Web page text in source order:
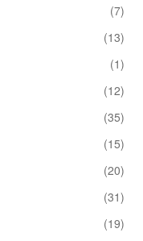
(7)
(13)
(1)
(12)
(35)
(15)
(20)
(31)
(19)